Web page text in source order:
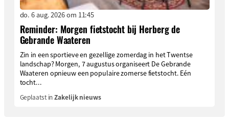
do. 6 aug. 2026 om 11:45
Reminder: Morgen fietstocht bij Herberg de
Gebrande Waateren
Zin in een sportieve en gezellige zomerdag in het Twentse
landschap? Morgen, 7 augustus organiseert De Gebrande
Waateren opnieuw een populaire zomerse fietstocht. Eén
tocht...
Geplaatst inZakelijk nieuws